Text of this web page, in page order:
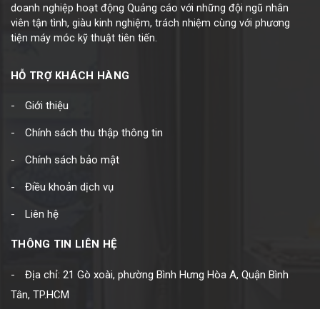
doanh nghiệp hoạt động Quảng cáo với những đội ngũ nhân
viên tận tình, giàu kinh nghiệm, trách nhiệm cùng với phương
tiện máy móc kỹ thuật tiên tiến.
HỖ TRỢ KHÁCH HÀNG
Giới thiệu
Chính sách thu thập thông tin
Chính sách bảo mật
Điều khoản dịch vụ
Liên hệ
THÔNG TIN LIÊN HỆ
Địa chỉ: 21 Gò xoài, phường Bình Hưng Hòa A, Quận Bình
Tân, TP.HCM